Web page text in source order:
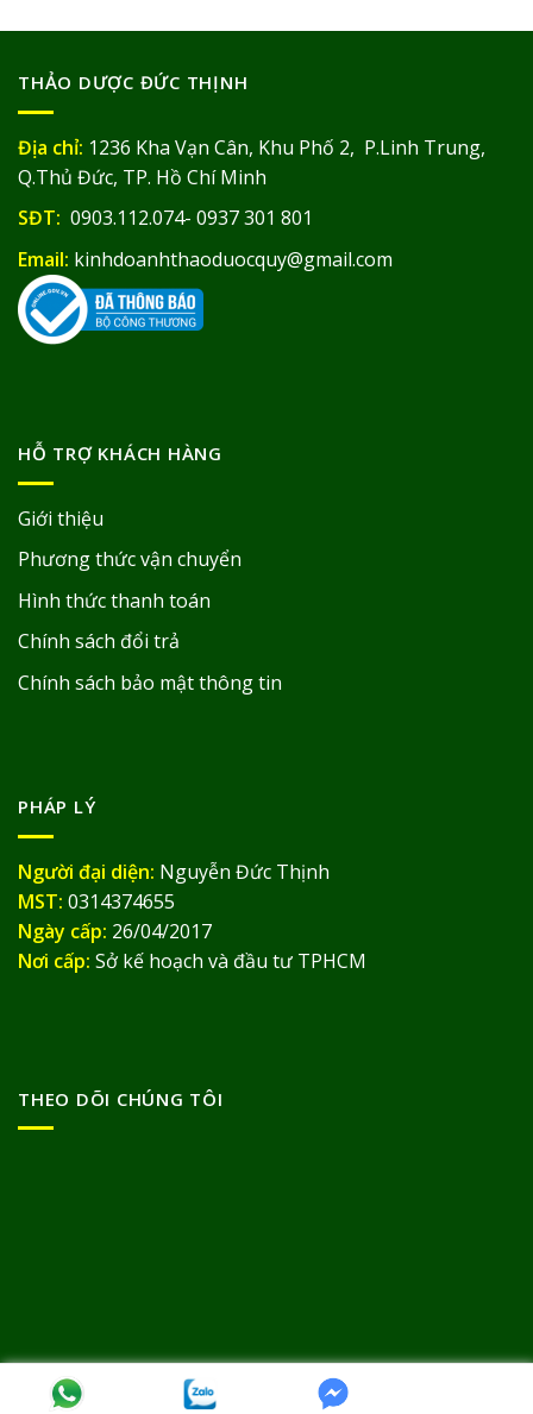
THẢO DƯỢC ĐỨC THỊNH
Địa chỉ: 1236 Kha Vạn Cân, Khu Phố 2, P.Linh Trung,
Q.Thủ Đức, TP. Hồ Chí Minh
SĐT: 0903.112.074- 0937 301 801
Email: kinhdoanhthaoduocquy@gmail.com
HỖ TRỢ KHÁCH HÀNG
Giới thiệu
Phương thức vận chuyển
Hình thức thanh toán
Chính sách đổi trả
Chính sách bảo mật thông tin
PHÁP LÝ
Người đại diện: Nguyễn Đức Thịnh
MST: 0314374655
Ngày cấp: 26/04/2017
Nơi cấp: Sở kế hoạch và đầu tư TPHCM
THEO DÕI CHÚNG TÔI